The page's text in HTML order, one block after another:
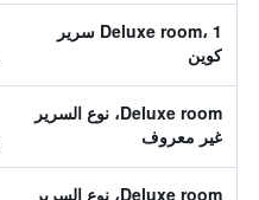
Deluxe room، 1 سرير
كوين
Deluxe room، نوع السرير
غير معروف
Deluxe room، نوع السرير